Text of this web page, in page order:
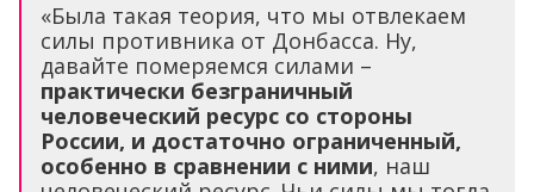
«Была такая теория, что мы отвлекаем
силы противника от Донбасса. Ну,
давайте померяемся силами –
практически безграничный
человеческий ресурс со стороны
России, и достаточно ограниченный,
особенно в сравнении с ними, наш